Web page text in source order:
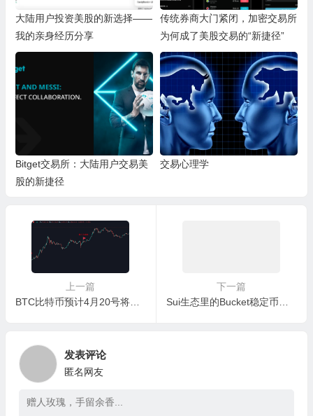
大陆用户投资美股的新选择——
我的亲身经历分享
传统券商大门紧闭，加密交易所
为何成了美股交易的“新捷径”
Bitget交易所：大陆用户交易美
股的新捷径
交易心理学
上一篇
BTC比特币预计4月20号将进行减半，这将会是接下来的最重要事件
下一篇
发表评论
匿名网友